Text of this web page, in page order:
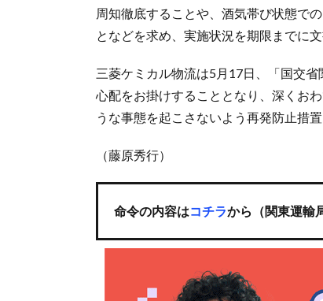
周知徹底することや、酒気帯び状態で
となどを求め、実施状況を期限までに
三菱ケミカル物流は5月17日、「国交
心配をお掛けすることとなり、深くお
うな事態を起こさないよう再発防止措
（藤原秀行）
命令の内容はコチラから（関東運輸